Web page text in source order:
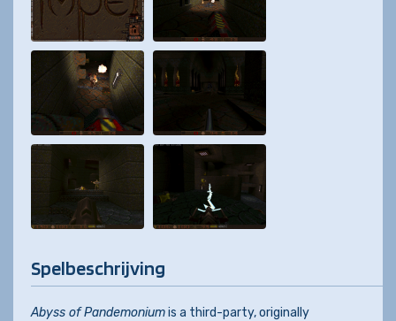
Spelbeschrijving
Abyss of Pandemoniumis a third-party, originally